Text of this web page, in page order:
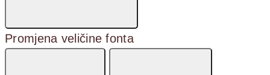
Promjena veličine fonta